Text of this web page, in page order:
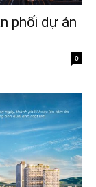
phối dự án
0